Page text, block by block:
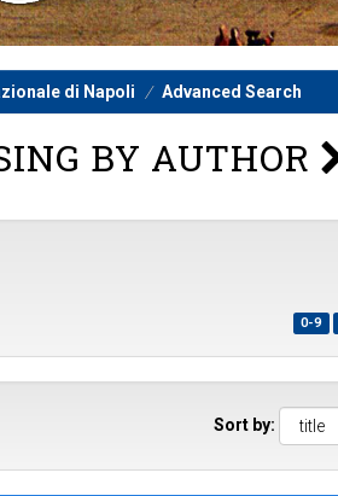
di Napoli Advanced Search
BY AUTHOR
0-9
Sort by: